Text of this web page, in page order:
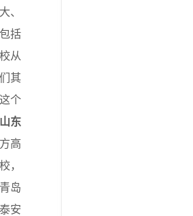
、
括
从
其
个
东
高
，
岛
安